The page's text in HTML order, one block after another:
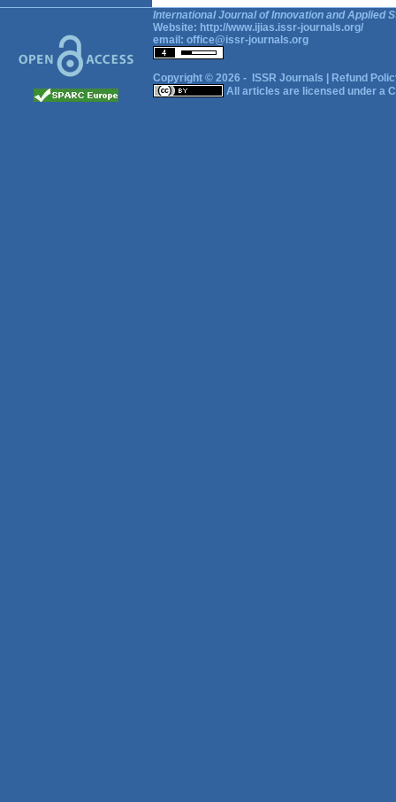
International Journal of Innovation and Applied
Website: http://www.ijias.issr-journals.org/
email: office@issr-journals.org
Copyright © 2026 - ISSR Journals
Refund
All articles are licensed under a